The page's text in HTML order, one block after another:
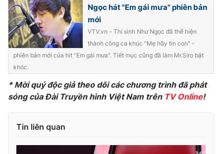
Ngọc hát "Em gái mưa" phiên bản
mới
VTV.vn - Thí sinh Như Ngọc đã thể hiện
thành công ca khúc "Mẹ hãy tin con" -
phiên bản mới của hit "Em gái mưa". Tiết mục cũng đã làm Mr.Siro bật
khóc.
* Mời quý độc giả theo dõi các chương trình đã phát
sóng của Đài Truyền hình Việt Nam trên TV Online!
Tin liên quan